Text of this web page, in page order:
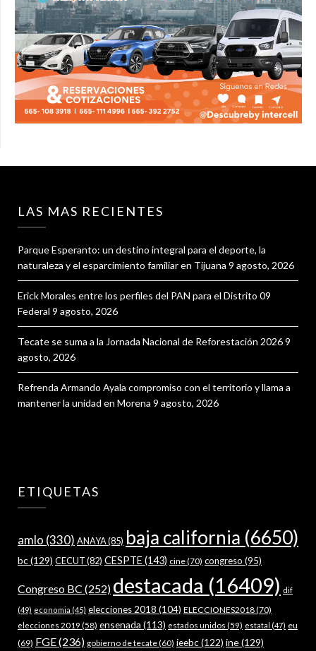
LAS MAS RECIENTES
Parque Esperanto: un destino integral para el deporte, la
naturaleza y el esparcimiento familiar en Tijuana 9 agosto, 2026
Erick Morales entre los perfiles del PAN para el Distrito 09
Federal 9 agosto, 2026
Tecate se suma a la Jornada Nacional de Reforestación 20269
agosto, 2026
Refrenda Armando Ayala compromiso con el territorio y llama a
mantener la unidad en Morena 9 agosto, 2026
ETIQUETAS
amlo (330) ANAYA(85) baja california (6650)
bc(129) CECUT(82) CESPTE (143) cine(70) congreso (95)
Congreso BC (252) destacada (16409) dif
(49) economia (45) elecciones 2018 (104) ELECCIONES2018(70)
elecciones 2019 (58) ensenada (113) estados unidos (59) estatal (47) eu
(69) FGE(236) gobierno de tecate(60) ieebc(122) ine(129)